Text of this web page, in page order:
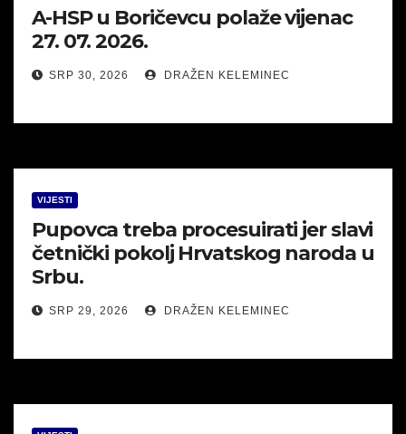
A-HSP u Boričevcu polaže vijenac
27. 07. 2026.
SRP 30, 2026 DRAŽEN KELEMINEC
VIJESTI
Pupovca treba procesuirati jer slavi
četnički pokolj Hrvatskog naroda u
Srbu.
SRP 29, 2026 DRAŽEN KELEMINEC